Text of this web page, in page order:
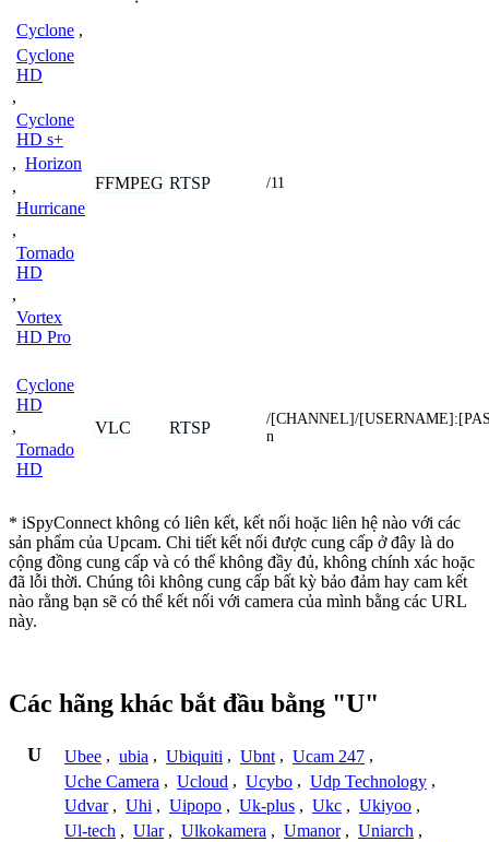
Cyclone ,
Cyclone
HD
,
Cyclone
HD s+
, Horizon
,
Hurricane
,
Tornado
HD
,
Vortex
HD Pro
FFMPEG RTSP /11
Cyclone
HD
,
Tornado
HD
VLC RTSP
/[CHANNEL]/
n
* iSpyConnect không có liên kết, kết nối hoặc liên hệ nào với các
sản phẩm của Upcam. Chi tiết kết nối được cung cấp ở đây là do
cộng đồng cung cấp và có thể không đầy đủ, không chính xác hoặc
đã lỗi thời. Chúng tôi không cung cấp bất kỳ bảo đảm hay cam kết
nào rằng bạn sẽ có thể kết nối với camera của mình bằng các URL
này.
Các hãng khác bắt đầu bằng "U"
U Ubee , ubia , Ubiquiti , Ubnt , Ucam 247 ,
Uche Camera , Ucloud , Ucybo , Udp Technology ,
Udvar , Uhi , Uipopo , Uk-plus , Ukc , Ukiyoo ,
Ul-tech , Ular , Ulkokamera , Umanor , Uniarch ,